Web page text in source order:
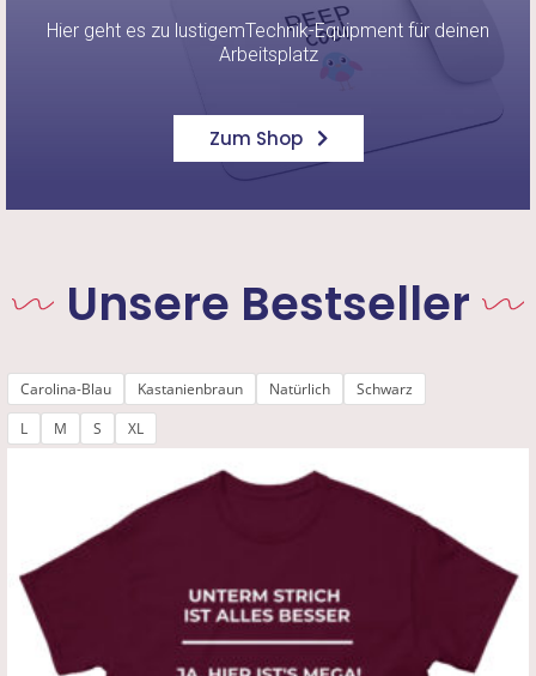
Hier geht es zu lustigemTechnik-Equipment für deinen
Arbeitsplatz
Zum Shop
Unsere Bestseller
Carolina-Blau Kastanienbraun Natürlich
Schwarz
L
M S XL